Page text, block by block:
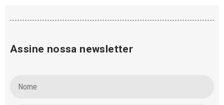
Assine nossa newsletter